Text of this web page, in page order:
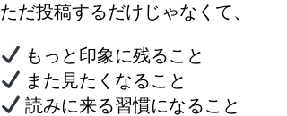
ただ投稿するだけじゃなくて、
もっと印象に残ること
また見たくなること
読みに来る習慣になること